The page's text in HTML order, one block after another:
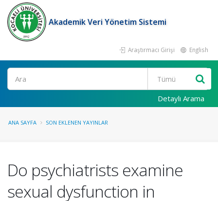
Akademik Veri Yönetim Sistemi
Araştırmacı Girişi English
Ara
Detaylı Arama
ANA SAYFA SON EKLENEN YAYINLAR
Do psychiatrists examine
sexual dysfunction in